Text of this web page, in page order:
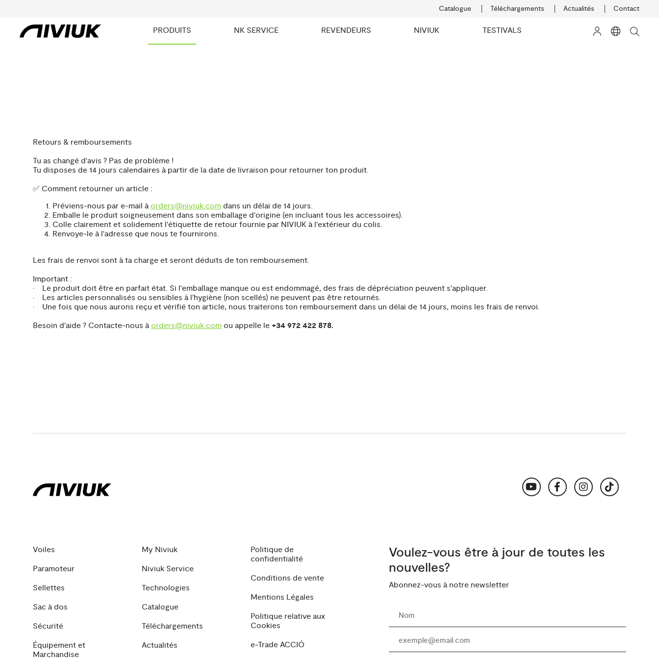
Catalogue Téléchargements Actualités Contact
PRODUITS NK SERVICE REVENDEURS NIVIUK TESTIVALS
Retours & remboursements
Tu as changé d'avis ? Pas de problème !
Tu disposes de 14 jours calendaires à partir de la date de livraison pour retourner ton produit.
✅ Comment retourner un article :
Préviens-nous par e-mail àorders@niviuk.com dans un délai de 14 jours.
Emballe le produit soigneusement dans son emballage d'origine (en incluant tous les accessoires).
Colle clairement et solidement l'étiquette de retour fournie par NIVIUK à l'extérieur du colis.
Renvoye-le à l'adresse que nous te fournirons.
Les frais de renvoi sont à ta charge et seront déduits de ton remboursement.
Important :
• Le produit doit être en parfait état. Si l'emballage manque ou est endommagé, des frais de dépréciation peuvent s'appliquer.
• Les articles personnalisés ou sensibles à l'hygiène (non scellés) ne peuvent pas être retournés.
• Une fois que nous aurons reçu et vérifié ton article, nous traiterons ton remboursement dans un délai de 14 jours, moins les frais de renvoi.
Besoin d'aide ? Contacte-nous àorders@niviuk.com ou appelle le +34 972 422 878.
Voiles
Paramoteur
Sellettes
Sac à dos
Sécurité
Équipement et
Marchandise
My Niviuk
Niviuk Service
Technologies
Catalogue
Téléchargements
Actualités
Politique de
confidentialité
Conditions de vente
Mentions Légales
Politique relative aux
Cookies
e-Trade ACCIÓ
Voulez-vous être à jour de toutes les
nouvelles?
Abonnez-vous à notre newsletter